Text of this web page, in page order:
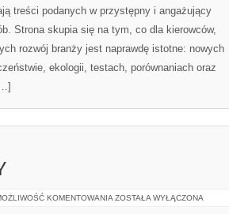
treści podanych w przystępny i angażujący
Strona skupia się na tym, co dla kierowców,
rozwój branży jest naprawdę istotne: nowych
ekologii, testach, porównaniach oraz
KOMENTOWANIA AKCESORIA
ZOSTAŁA WYŁĄCZONA